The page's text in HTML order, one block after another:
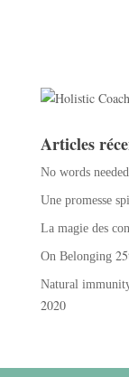
Articles
No words needed
Une promesse
La magie des
On Belonging
Natural
2020